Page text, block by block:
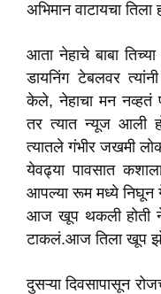
अभिमान वाटायचा तिला
आता नेहाचे बाबा
डायनिंग टेबलवर
केले, नेहाचा मन नव्हतं
तर त्यात न्यूज आली
त्यातले गंभीर जखमी
येवढ्या पावसात
आपल्या रूम मध्ये निघून
आज खूप थकली होती
टाकलं.आज तिला खूप
दुसऱ्या दिवसापासून